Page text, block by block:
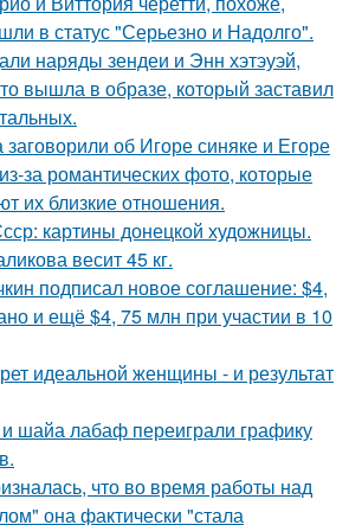
в статус "Серьезно и Надолго".
наряды зендеи и Энн хэтэуэй,
вышла в образе, который заставил
заговорили об Игоре синяке и Егоре
за романтических фото, которые
их близкие отношения.
картины донецкой художницы.
весит 45 кг.
подписал новое соглашение: $4,
и ещё $4, 75 млн при участии в 10
идеальной женщины - и результат
шайа лабаф переиграли графику
что во время работы над
она фактически "стала